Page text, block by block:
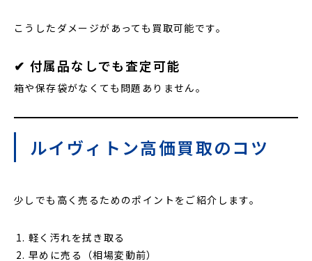
こうしたダメージがあっても買取可能です。
✔ 付属品なしでも査定可能
箱や保存袋がなくても問題ありません。
ルイヴィトン高価買取のコツ
少しでも高く売るためのポイントをご紹介します。
軽く汚れを拭き取る
早めに売る（相場変動前）